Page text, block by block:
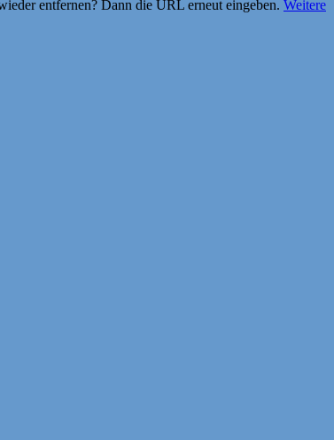
entfernen? Dann die URL erneut eingeben. Weitere